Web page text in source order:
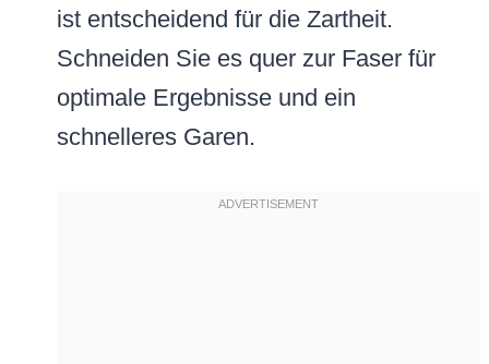
ist entscheidend für die Zartheit.
Schneiden Sie es quer zur Faser für
optimale Ergebnisse und ein
schnelleres Garen.